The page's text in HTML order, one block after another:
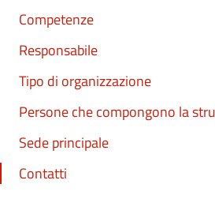
Competenze
Responsabile
Tipo di organizzazione
Persone che compongono la
Sede principale
Contatti